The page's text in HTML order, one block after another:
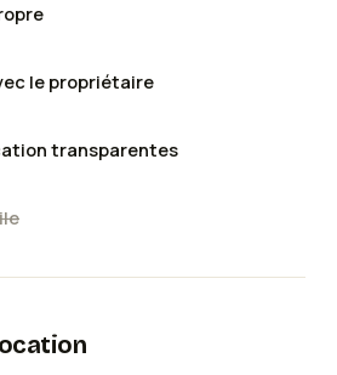
le propriétaire
transparentes